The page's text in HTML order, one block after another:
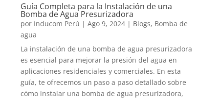
Guía Completa para la Instalación de una
Bomba de Agua Presurizadora
por Inducom Perú |Ago 9, 2024 | Blogs, Bomba de
agua
La instalación de una bomba de agua presurizadora
es esencial para mejorar la presión del agua en
aplicaciones residenciales y comerciales. En esta
guía, te ofrecemos un paso a paso detallado sobre
cómo instalar una bomba de agua presurizadora,